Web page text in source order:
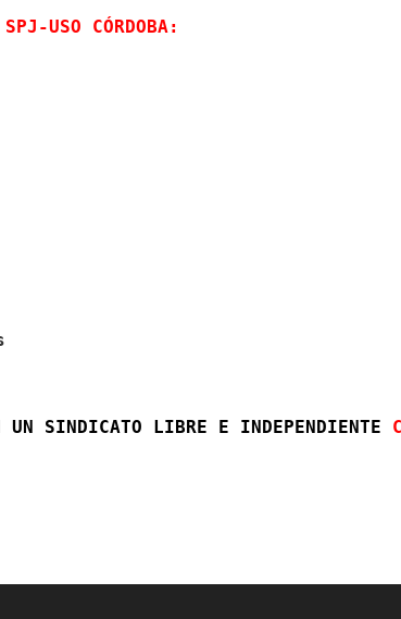
USO CÓRDOBA:
UN SINDICATO LIBRE E INDEPENDIENTE